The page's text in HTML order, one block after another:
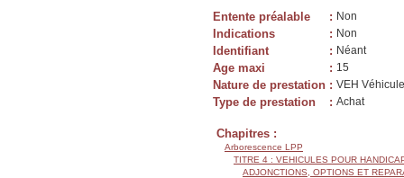
Entente préalable : Non
Indications : Non
Identifiant : Néant
Age maxi : 15
Nature de prestation : VEH
Type de prestation : Achat
Chapitres :
Arborescence LPP
TITRE 4 : VEHICULES POUR
ADJONCTIONS, OPTIONS ET